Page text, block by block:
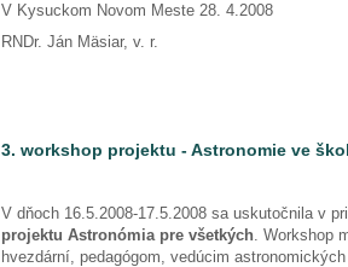
V Kysuckom Novom Meste 28. 4.2008
RNDr. Ján Mäsiar, v. r.
3. workshop projektu - Astronomie ve
V dňoch 16.5.2008-17.5.2008 sa uskutočnila v
projektu Astronómia pre všetkých. Workshop
hvezdární, pedagógom, vedúcim